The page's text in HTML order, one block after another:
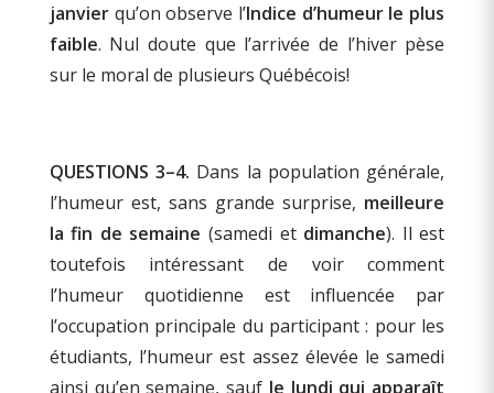
janvierqu’on observe l’Indice d’humeur le plus
faible. Nul doute que l’arrivée de l’hiver pèse
sur le moral de plusieurs Québécois!
QUESTIONS 3–4. Dans la population générale,
l’humeur est, sans grande surprise, meilleure
la fin de semaine (samedi et dimanche). Il est
toutefois intéressant de voir comment
l’humeur quotidienne est influencée par
l’occupation principale du participant : pour les
étudiants, l’humeur est assez élevée le samedi
ainsi qu’en semaine, sauf le lundi qui apparaît